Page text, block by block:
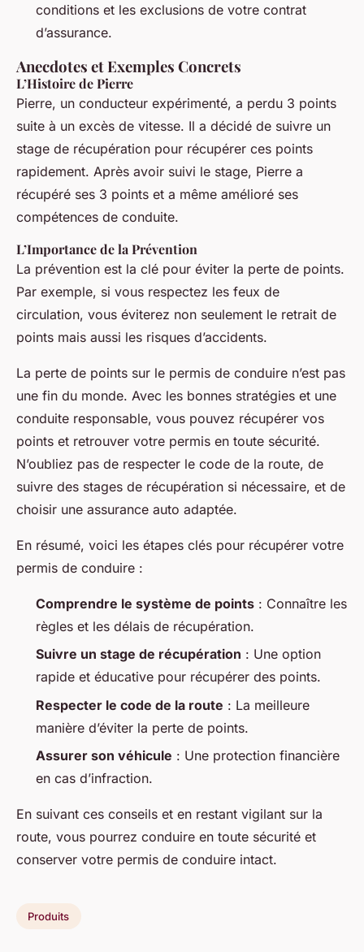
conditions et les exclusions de votre contrat
d’assurance.
Anecdotes et Exemples Concrets
L’Histoire de Pierre
Pierre, un conducteur expérimenté, a perdu 3 points
suite à un excès de vitesse. Il a décidé de suivre un
stage de récupération pour récupérer ces points
rapidement. Après avoir suivi le stage, Pierre a
récupéré ses 3 points et a même amélioré ses
compétences de conduite.
L’Importance de la Prévention
La prévention est la clé pour éviter la perte de points.
Par exemple, si vous respectez les feux de
circulation, vous éviterez non seulement le retrait de
points mais aussi les risques d’accidents.
La perte de points sur le permis de conduire n’est pas
une fin du monde. Avec les bonnes stratégies et une
conduite responsable, vous pouvez récupérer vos
points et retrouver votre permis en toute sécurité.
N’oubliez pas de respecter le code de la route, de
suivre des stages de récupération si nécessaire, et de
choisir une assurance auto adaptée.
En résumé, voici les étapes clés pour récupérer votre
permis de conduire :
Comprendre le système de points : Connaître les
règles et les délais de récupération.
Suivre un stage de récupération : Une option
rapide et éducative pour récupérer des points.
Respecter le code de la route : La meilleure
manière d’éviter la perte de points.
Assurer son véhicule : Une protection financière
en cas d’infraction.
En suivant ces conseils et en restant vigilant sur la
route, vous pourrez conduire en toute sécurité et
conserver votre permis de conduire intact.
Produits